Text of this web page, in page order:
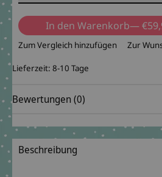
In den Warenkorb —
Zum Vergleich hinzufügen Zur
Lieferzeit: 8-10 Tage
Bewertungen (0)
Beschreibung